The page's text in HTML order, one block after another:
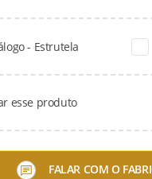
- Estrutela
esse produto
FALAR COM O
Pontas
Wurth
para